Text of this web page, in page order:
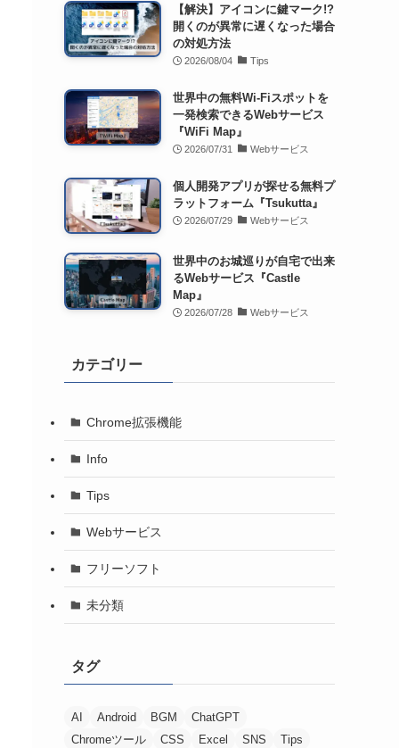
【解決】アイコンに鍵マーク!?
開くのが異常に遅くなった場合
の対処方法
2026/08/04 Tips
世界中の無料Wi-Fiスポットを
一発検索できるWebサービス
『WiFi Map』
2026/07/31 Webサービス
個人開発アプリが探せる無料プ
ラットフォーム『Tsukutta』
2026/07/29 Webサービス
世界中のお城巡りが自宅で出来
るWebサービス『Castle
Map』
2026/07/28 Webサービス
カテゴリー
Chrome拡張機能
Info
Tips
Webサービス
フリーソフト
未分類
タグ
AI Android BGM
ChatGPT
Chromeツール
CSS Excel SNS
Tips